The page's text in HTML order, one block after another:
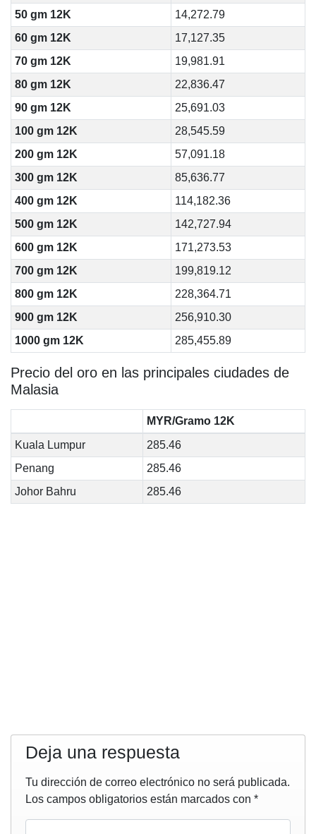
50 gm 12K
14,272.79
60 gm 12K
17,127.35
70 gm 12K
19,981.91
80 gm 12K
22,836.47
90 gm 12K
25,691.03
100 gm 12K
28,545.59
200 gm 12K
57,091.18
300 gm 12K
85,636.77
400 gm 12K
114,182.36
500 gm 12K
142,727.94
600 gm 12K
171,273.53
700 gm 12K
199,819.12
800 gm 12K
228,364.71
900 gm 12K
256,910.30
1000 gm 12K
285,455.89
Precio del oro en las principales ciudades de
Malasia
MYR/Gramo 12K
Kuala Lumpur
285.46
Penang
285.46
Johor Bahru
285.46
Deja una respuesta
Tu dirección de correo electrónico no será publicada.
Los campos obligatorios están marcados con *